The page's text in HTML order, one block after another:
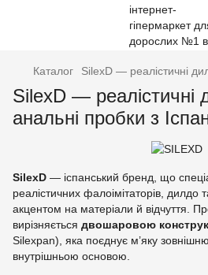
Каталог SilexD — реалістичні
SilexD — реалістичні
анальні пробки з
SilexD — іспанський бренд, що
реалістичних фалоімітаторів, дилдо
акцентом на матеріали й відчуття.
вирізняється двошаровою
Silexpan), яка поєднує м’яку
внутрішньою основою.